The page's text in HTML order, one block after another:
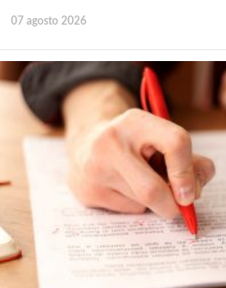
07 agosto 2026